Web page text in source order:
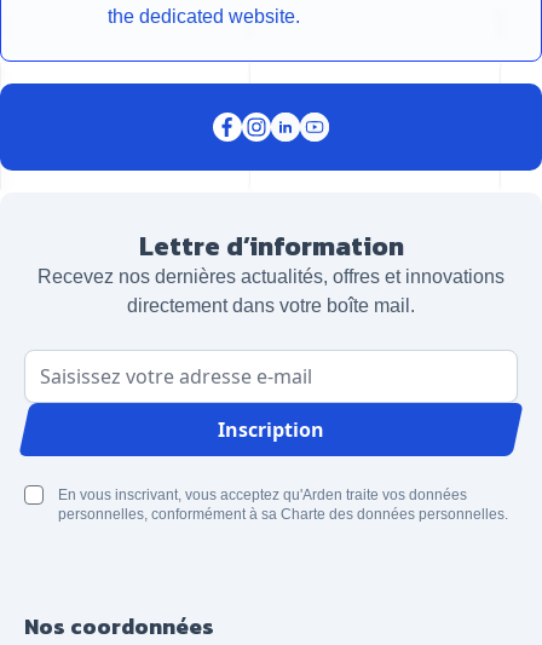
the dedicated website.
Lettre d’information
Recevez nos dernières actualités, offres et innovations
directement dans votre boîte mail.
Adresse email
Inscription
En vous inscrivant, vous acceptez qu'Arden traite vos données
personnelles, conformément à sa Charte des données personnelles.
Nos coordonnées